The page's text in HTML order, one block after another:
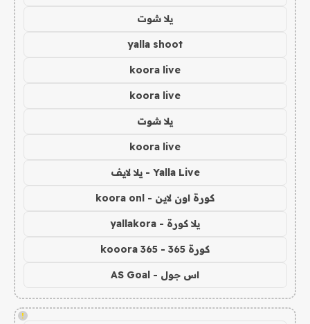
يلا شوت
yalla shoot
koora live
koora live
يلا شوت
koora live
Yalla Live - يلا لايف
كورة اون لاين - koora onl
يلا كورة - yallakora
كورة 365 - kooora 365
اس جول - AS Goal
!